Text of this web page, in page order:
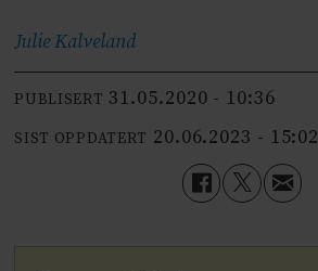
JulieKalveland
PUBLISERT 31.05.2020 - 10:36
SIST OPPDATERT 20.06.2023 - 15:02